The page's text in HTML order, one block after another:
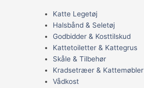
Katte Legetøj
Halsbånd & Seletøj
Godbidder & Kosttilskud
Kattetoiletter & Kattegrus
Skåle & Tilbehør
Kradsetræer & Kattemøbler
Vådkost